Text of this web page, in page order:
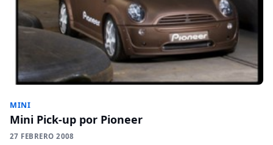
MINI
Mini Pick-up por Pioneer
27 FEBRERO 2008